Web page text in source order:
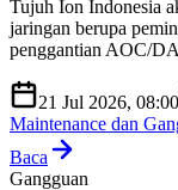
Tujuh Ion Indonesia
jaringan berupa
penggantian AOC/
21 Jul 2026, 08:00
Maintenance dan
Baca
Gangguan